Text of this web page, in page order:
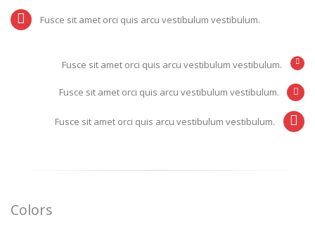
Fusce sit amet orci quis arcu vestibulum vestibulum.
Fusce sit amet orci quis arcu vestibulum vestibulum.
Fusce sit amet orci quis arcu vestibulum vestibulum.
Fusce sit amet orci quis arcu vestibulum vestibulum.
Colors